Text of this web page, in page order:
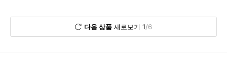
다음 상품 새로보기 1/6